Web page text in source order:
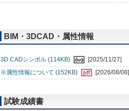
BIM・3DCAD・属性情報
3D CADシンボル (114KB)
[2025/11/27]
※属性情報について (152KB)
[2026/08/08]
試験成績書